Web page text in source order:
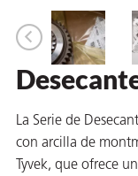
La Serie de
con arcilla de
Tyvek, que ofrece